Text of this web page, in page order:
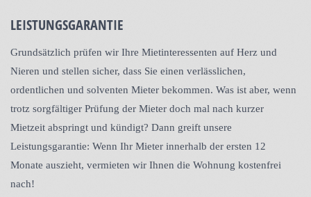
LEISTUNGSGARANTIE
Grundsätzlich prüfen wir Ihre Mietinteressenten auf Herz und
Nieren und stellen sicher, dass Sie einen verlässlichen,
ordentlichen und solventen Mieter bekommen. Was ist aber, wenn
trotz sorgfältiger Prüfung der Mieter doch mal nach kurzer
Mietzeit abspringt und kündigt? Dann greift unsere
Leistungsgarantie: Wenn Ihr Mieter innerhalb der ersten 12
Monate auszieht, vermieten wir Ihnen die Wohnung kostenfrei
nach!